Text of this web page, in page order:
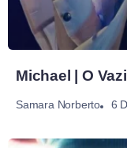
Michael | O
Samara Norberto 6